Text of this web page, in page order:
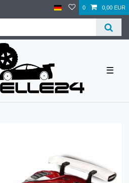
0 0,00 EUR
☰